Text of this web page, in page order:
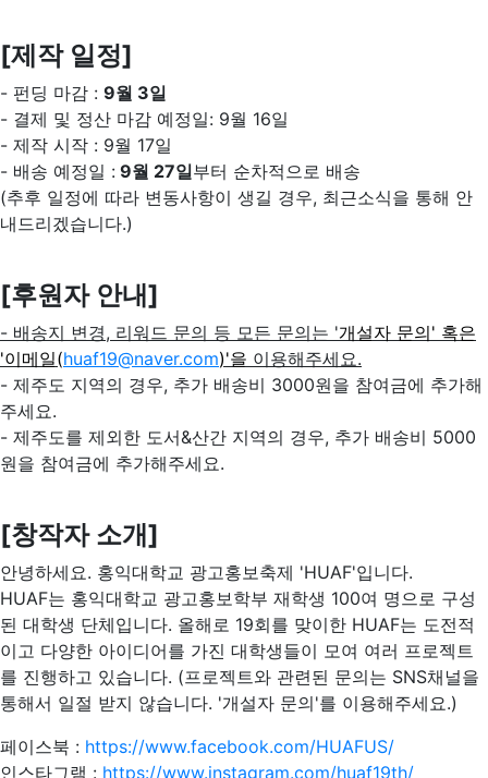
[제작 일정]
- 펀딩 마감 : 9월 3일
- 결제 및 정산 마감 예정일: 9월 16일
- 제작 시작 : 9월 17일
- 배송 예정일 : 9월 27일부터 순차적으로 배송
(추후 일정에 따라 변동사항이 생길 경우, 최근소식을 통해 안
내드리겠습니다.)
[후원자 안내]
- 배송지 변경, 리워드 문의 등 모든 문의는 '개설자 문의' 혹은
'이메일(huaf19@naver.com)'을 이용해주세요.
- 제주도 지역의 경우, 추가 배송비 3000원을 참여금에 추가해
주세요.
- 제주도를 제외한 도서&산간 지역의 경우, 추가 배송비 5000
원을 참여금에 추가해주세요.
[창작자 소개]
안녕하세요. 홍익대학교 광고홍보축제 'HUAF'입니다.
HUAF는 홍익대학교 광고홍보학부 재학생 100여 명으로 구성
된 대학생 단체입니다. 올해로 19회를 맞이한 HUAF는 도전적
이고 다양한 아이디어를 가진 대학생들이 모여 여러 프로젝트
를 진행하고 있습니다. (프로젝트와 관련된 문의는 SNS채널을
통해서 일절 받지 않습니다. '개설자 문의'를 이용해주세요.)
페이스북 : https://www.facebook.com/HUAFUS/
인스타그램 : https://www.instagram.com/huaf19th/